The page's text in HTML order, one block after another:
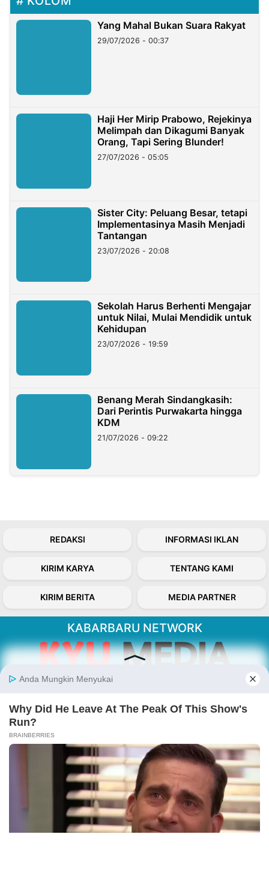
Yang Mahal Bukan Suara Rakyat
29/07/2026 - 00:37
Haji Her Mirip Prabowo, Rejekinya
Melimpah dan Dikagumi Banyak
Orang, Tapi Sering Blunder!
27/07/2026 - 05:05
Sister City: Peluang Besar, tetapi
Implementasinya Masih Menjadi
Tantangan
23/07/2026 - 20:08
Sekolah Harus Berhenti Mengajar
untuk Nilai, Mulai Mendidik untuk
Kehidupan
23/07/2026 - 19:59
Benang Merah Sindangkasih:
Dari Perintis Purwakarta hingga
KDM
21/07/2026 - 09:22
REDAKSI INFORMASI IKLAN
KIRIM KARYA TENTANG KAMI
KIRIM BERITA MEDIA PARTNER
KABARBARU NETWORK
Follow Kabarbaru